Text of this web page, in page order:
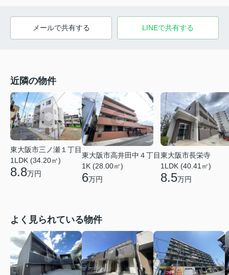
メールで共有する LINEで共有する
近隣の物件
東大阪市三ノ瀬１丁目
1LDK (34.20㎡)
8.8万円
東大阪市高井田中４丁目
1K (28.00㎡)
6万円
東大阪市長栄寺
1LDK (40.41㎡)
8.5万円
よく見られている物件